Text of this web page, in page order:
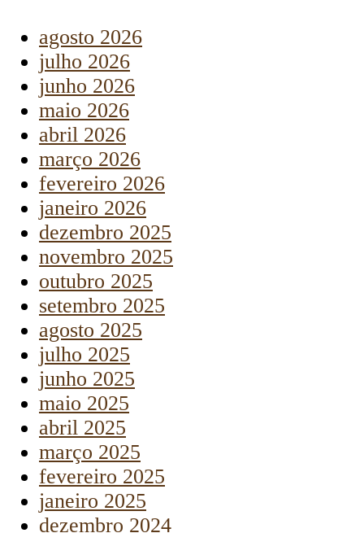
agosto 2026
julho 2026
junho 2026
maio 2026
abril 2026
março 2026
fevereiro 2026
janeiro 2026
dezembro 2025
novembro 2025
outubro 2025
setembro 2025
agosto 2025
julho 2025
junho 2025
maio 2025
abril 2025
março 2025
fevereiro 2025
janeiro 2025
dezembro 2024